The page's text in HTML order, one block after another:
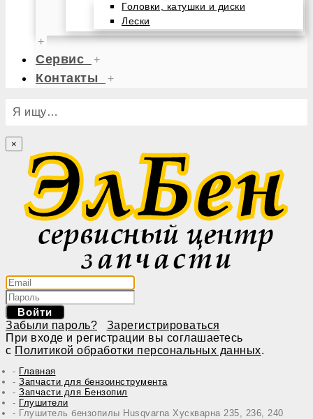
Головки, катушки и диски
Лески
+
Сервис +
Контакты +
Я ищу…
×
Войти
Забыли пароль?
Зарегистрироваться
При входе и регистрации вы соглашаетесь
с Политикой обработки персональных данных.
Главная
Запчасти для бензоинструмента
Запчасти для Бензопил
Глушители
Глушитель бензопилы Husqvarna Хускварна 235, 236, 240